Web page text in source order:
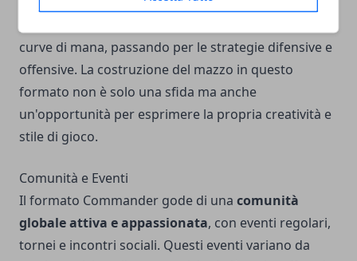
curve di mana, passando per le strategie difensive e
offensive. La costruzione del mazzo in questo
formato non è solo una sfida ma anche
un'opportunità per esprimere la propria creatività e
stile di gioco.
Comunità e Eventi
Il formato Commander gode di una comunità
globale attiva e appassionata, con eventi regolari,
tornei e incontri sociali. Questi eventi variano da